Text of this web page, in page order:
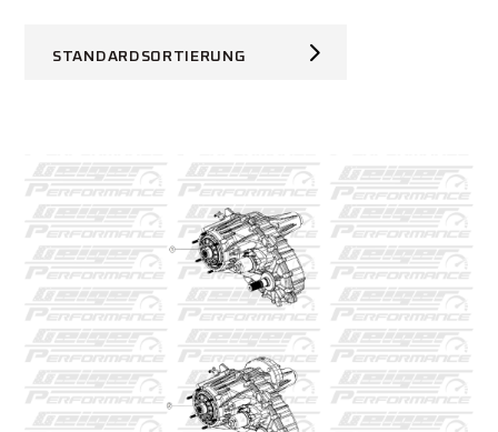
STANDARDSORTIERUNG